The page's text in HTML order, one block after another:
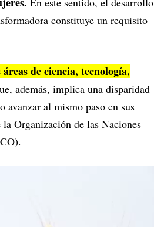
constituye un requisito
de ciencia, tecnología,
además, implica una disparidad
avanzar al mismo paso en sus
Organización de las Naciones